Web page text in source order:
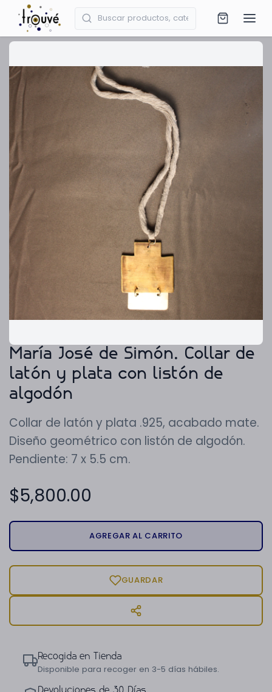
María José de Simón. Collar de
latón y plata con listón de
algodón
Collar de latón y plata .925, acabado mate.
Diseño geométrico con listón de algodón.
Pendiente: 7 x 5.5 cm.
$5,800.00
AGREGAR AL CARRITO
GUARDAR
Recogida en Tienda
Disponible para recoger en 3-5 días hábiles.